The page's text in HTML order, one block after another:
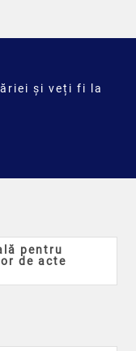
și veți fi la
pentru
de acte